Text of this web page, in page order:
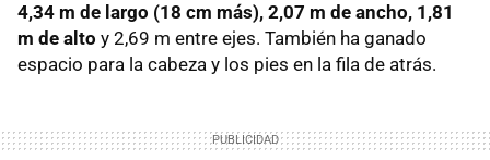
4,34 m de largo (18 cm más), 2,07 m de ancho, 1,81
m de alto y 2,69 m entre ejes. También ha ganado
espacio para la cabeza y los pies en la fila de atrás.